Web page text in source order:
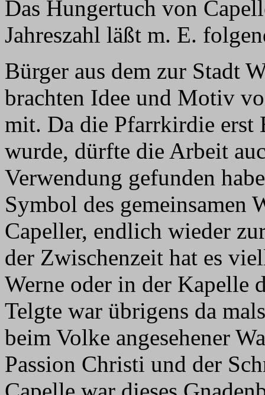
Das Hungertuch von
Jahreszahl läßt m. E.
Bürger aus dem zur Stadt
brachten Idee und Motiv
mit. Da die Pfarrkirdie erst
wurde, dürfte die Arbeit
Verwendung gefunden
Symbol des gemeinsamen
Capeller, endlich wieder
der Zwischenzeit hat es
Werne oder in der Kapelle
Telgte war übrigens da
beim Volke angesehener
Passion Christi und der